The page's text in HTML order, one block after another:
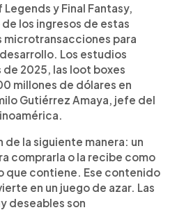
y Final Fantasy,
los ingresos de estas
microtransacciones para
Los estudios
2025, las loot boxes
millones de dólares en
Gutiérrez Amaya, jefe del
de la siguiente manera: un
comprarla o la recibe como
que contiene. Ese contenido
en un juego de azar. Las
deseables son